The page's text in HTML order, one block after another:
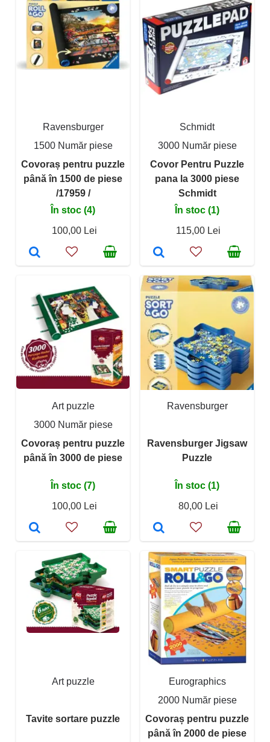
Ravensburger
1500 Număr piese
Covoraș pentru puzzle
până în 1500 de piese
/17959 /
În stoc (4)
100,00 Lei
Schmidt
3000 Număr piese
Covor Pentru Puzzle
pana la 3000 piese
Schmidt
În stoc (1)
115,00 Lei
Art puzzle
3000 Număr piese
Covoraș pentru puzzle
până în 3000 de piese
În stoc (7)
100,00 Lei
Ravensburger
Ravensburger Jigsaw
Puzzle
În stoc (1)
80,00 Lei
Art puzzle
Tavite sortare puzzle
Eurographics
2000 Număr piese
Covoraș pentru puzzle
până în 2000 de piese